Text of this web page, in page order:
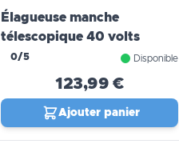
Élagueuse manche
télescopique 40 volts
0/5 Disponible
123,99 €
Ajouter panier